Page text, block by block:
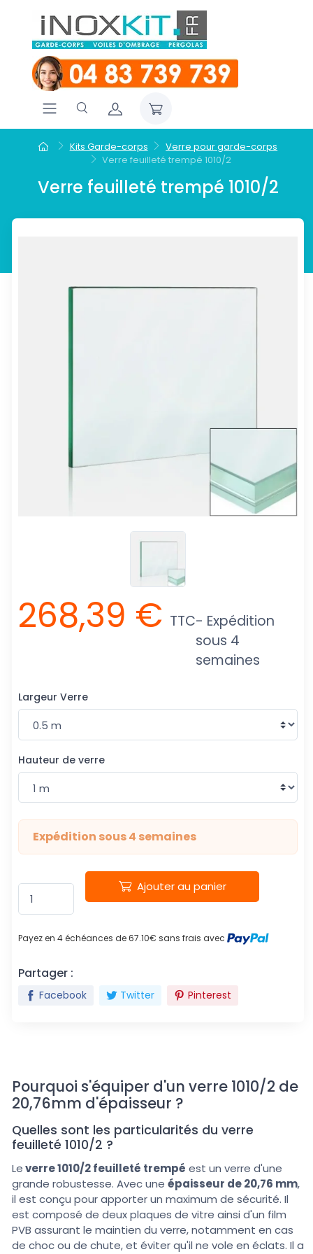
Kits Garde-corps
Verre pour garde-corps
Verre feuilleté trempé 1010/2
Verre feuilleté trempé 1010/2
268,39 € TTC- Expédition
sous 4
semaines
Largeur Verre
Hauteur de verre
Expédition sous 4 semaines
Ajouter au panier
Payez en 4 échéances de 67.10€ sans frais avec
Partager :
Facebook Twitter Pinterest
Pourquoi s'équiper d'un verre 1010/2 de
20,76mm d'épaisseur ?
Quelles sont les particularités du verre
feuilleté 1010/2 ?
Leverre 1010/2 feuilleté trempé est un verre d'une
grande robustesse. Avec une épaisseur de 20,76 mm,
il est conçu pour apporter un maximum de sécurité. Il
est composé de deux plaques de vitre ainsi d'un film
PVB assurant le maintien du verre, notamment en cas
de choc ou de chute, et éviter qu'il ne vole en éclats. Il a